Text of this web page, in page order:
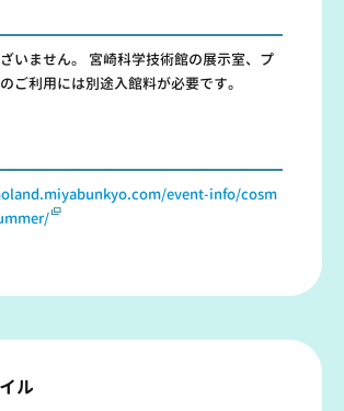
いません。 宮崎科学技術館の展示室、プ
ご利用には別途入館料が必要です。
event-info/cosm
ル